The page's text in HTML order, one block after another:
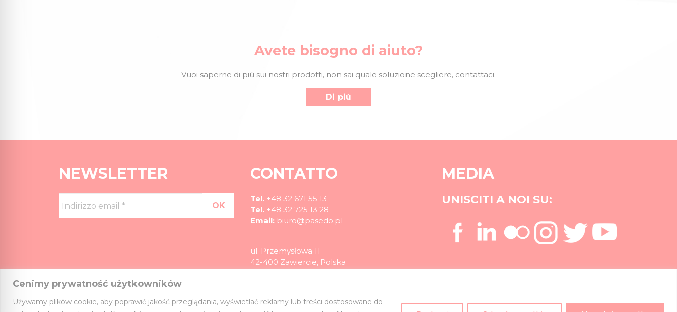
Cenimy prywatność użytkowników
Używamy plików cookie, aby poprawić jakość przeglądania, wyświetlać reklamy lub treści dostosowane do
Avete bisogno di aiuto?
Vuoi saperne di più sui nostri prodotti, non sai quale soluzione scegliere, contattaci.
Di più
NEWSLETTER
email
*
CONTATTO
Tel. +48 32 671 55 13
Tel. +48 32 725 13 28
Email: biuro@pasedo.pl
ul. Przemysłowa 11
42-400 Zawiercie, Polska
MEDIA
UNISCITI A NOI SU:
© PASEDOTutti i diritti riservati 2022 | Progettazione e Realizzazione